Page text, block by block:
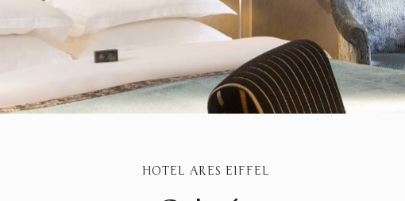
HOTEL ARES EIFFEL